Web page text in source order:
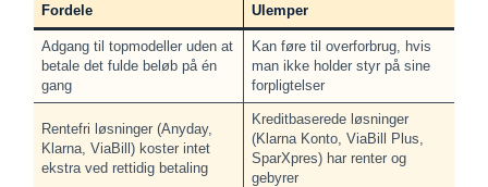
Fordele Ulemper
Adgang til topmodeller uden at
betale det fulde beløb på én
gang
Kan føre til overforbrug, hvis
man ikke holder styr på sine
forpligtelser
Rentefri løsninger (Anyday,
Klarna, ViaBill) koster intet
ekstra ved rettidig betaling
Kreditbaserede løsninger
(Klarna Konto, ViaBill Plus,
SparXpres) har renter og
gebyrer